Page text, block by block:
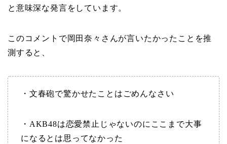
と意味深な発言をしています。
このコメントで岡田奈々さんが言いたかったことを推
測すると、
・文春砲で驚かせたことはごめんなさい
・AKB48は恋愛禁止じゃないのにここまで大事
になるとは思ってなかった